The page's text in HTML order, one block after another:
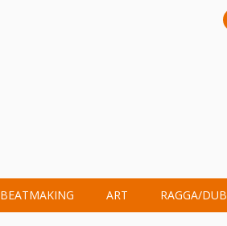
BEATMAKING ART RAGGA/DUB